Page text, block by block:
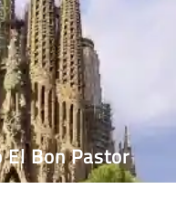
Bon Pastor